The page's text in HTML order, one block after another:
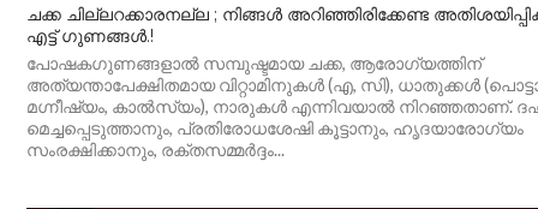
ചക്ക ചില്ലറക്കാരനല്ല ; നിങ്ങൾ അറി‍ഞ്ഞിരിക്കേണ്ട
എട്ട് ​ഗുണങ്ങൾ.!
പോഷകഗുണങ്ങളാൽ സമ്പുഷ്ടമായ ചക്ക, ആരോഗ്യത്തിന്
അത്യന്താപേക്ഷിതമായ വിറ്റാമിനുകൾ (എ, സി), ധാതുക്കൾ
മഗ്നീഷ്യം, കാൽസ്യം), നാരുകൾ എന്നിവയാൽ നിറഞ്ഞതാണ്.
മെച്ചപ്പെടുത്താനും, പ്രതിരോധശേഷി കൂട്ടാനും, ഹൃദയാരോഗ്യം
സംരക്ഷിക്കാനും, രക്തസമ്മർദ്ദം...